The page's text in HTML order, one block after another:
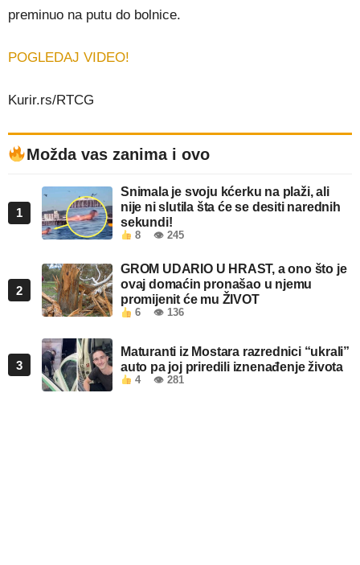
preminuo na putu do bolnice.
POGLEDAJ VIDEO!
Kurir.rs/RTCG
Možda vas zanima i ovo
1
Snimala je svoju kćerku na plaži, ali
nije ni slutila šta će se desiti narednih
sekundi!
8 👁 245
2
GROM UDARIO U HRAST, a ono što je
ovaj domaćin pronašao u njemu
promijenit će mu ŽIVOT
6 👁 136
3
Maturanti iz Mostara razrednici “ukrali”
auto pa joj priredili iznenađenje života
4 👁 281